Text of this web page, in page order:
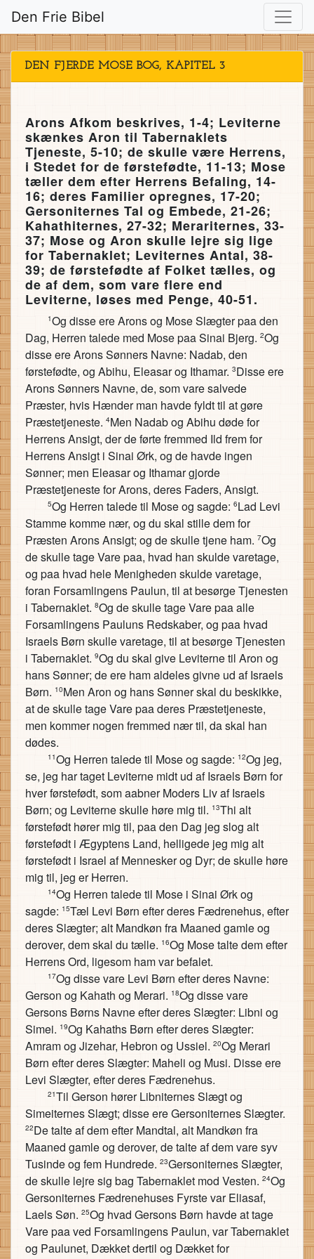
Den Frie Bibel
DEN FJERDE MOSE BOG, KAPITEL 3
Arons Afkom beskrives, 1-4; Leviterne
skænkes Aron til Tabernaklets
Tjeneste, 5-10; de skulle være Herrens,
i Stedet for de førstefødte, 11-13; Mose
tæller dem efter Herrens Befaling, 14-
16; deres Familier opregnes, 17-20;
Gersoniternes Tal og Embede, 21-26;
Kahathiternes, 27-32; Merariternes, 33-
37; Mose og Aron skulle lejre sig lige
for Tabernaklet; Leviternes Antal, 38-
39; de førstefødte af Folket tælles, og
de af dem, som vare flere end
Leviterne, løses med Penge, 40-51.
1Og disse ere Arons og Mose Slægter paa den
Dag, Herren talede med Mose paa Sinai Bjerg. 2Og
disse ere Arons Sønners Navne: Nadab, den
førstefødte, og Abihu, Eleasar og Ithamar. 3Disse ere
Arons Sønners Navne, de, som vare salvede
Præster, hvis Hænder man havde fyldt til at gøre
Præstetjeneste. 4Men Nadab og Abihu døde for
Herrens Ansigt, der de førte fremmed Ild frem for
Herrens Ansigt i Sinai Ørk, og de havde ingen
Sønner; men Eleasar og Ithamar gjorde
Præstetjeneste for Arons, deres Faders, Ansigt.
5Og Herren talede til Mose og sagde: 6Lad Levi
Stamme komme nær, og du skal stille dem for
Præsten Arons Ansigt; og de skulle tjene ham. 7Og
de skulle tage Vare paa, hvad han skulde varetage,
og paa hvad hele Menigheden skulde varetage,
foran Forsamlingens Paulun, til at besørge Tjenesten
i Tabernaklet. 8Og de skulle tage Vare paa alle
Forsamlingens Pauluns Redskaber, og paa hvad
Israels Børn skulle varetage, til at besørge Tjenesten
i Tabernaklet. 9Og du skal give Leviterne til Aron og
hans Sønner; de ere ham aldeles givne ud af Israels
Børn. 10Men Aron og hans Sønner skal du beskikke,
at de skulle tage Vare paa deres Præstetjeneste,
men kommer nogen fremmed nær til, da skal han
dødes.
11Og Herren talede til Mose og sagde: 12Og jeg,
se, jeg har taget Leviterne midt ud af Israels Børn for
hver førstefødt, som aabner Moders Liv af Israels
Børn; og Leviterne skulle høre mig til. 13Thi alt
førstefødt hører mig til, paa den Dag jeg slog alt
førstefødt i Ægyptens Land, helligede jeg mig alt
førstefødt i Israel af Mennesker og Dyr; de skulle høre
mig til, jeg er Herren.
14Og Herren talede til Mose i Sinai Ørk og
sagde: 15Tæl Levi Børn efter deres Fædrenehus, efter
deres Slægter; alt Mandkøn fra Maaned gamle og
derover, dem skal du tælle. 16Og Mose talte dem efter
Herrens Ord, ligesom ham var befalet.
17Og disse vare Levi Børn efter deres Navne:
Gerson og Kahath og Merari. 18Og disse vare
Gersons Børns Navne efter deres Slægter: Libni og
Simei. 19Og Kahaths Børn efter deres Slægter:
Amram og Jizehar, Hebron og Ussiel. 20Og Merari
Børn efter deres Slægter: Maheli og Musi. Disse ere
Levi Slægter, efter deres Fædrenehus.
21Til Gerson hører Libniternes Slægt og
Simeiternes Slægt; disse ere Gersoniternes Slægter.
22De talte af dem efter Mandtal, alt Mandkøn fra
Maaned gamle og derover, de talte af dem vare syv
Tusinde og fem Hundrede. 23Gersoniternes Slægter,
de skulle lejre sig bag Tabernaklet mod Vesten. 24Og
Gersoniternes Fædrenehuses Fyrste var Eliasaf,
Laels Søn. 25Og hvad Gersons Børn havde at tage
Vare paa ved Forsamlingens Paulun, var Tabernaklet
og Paulunet, Dækket dertil og Dækket for